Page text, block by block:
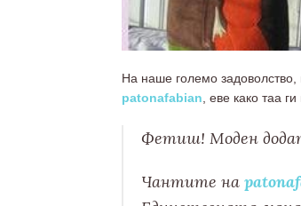
На наше големо задоволство,
patonafabian , еве како таа
Фетиш! Моден
Чантите на